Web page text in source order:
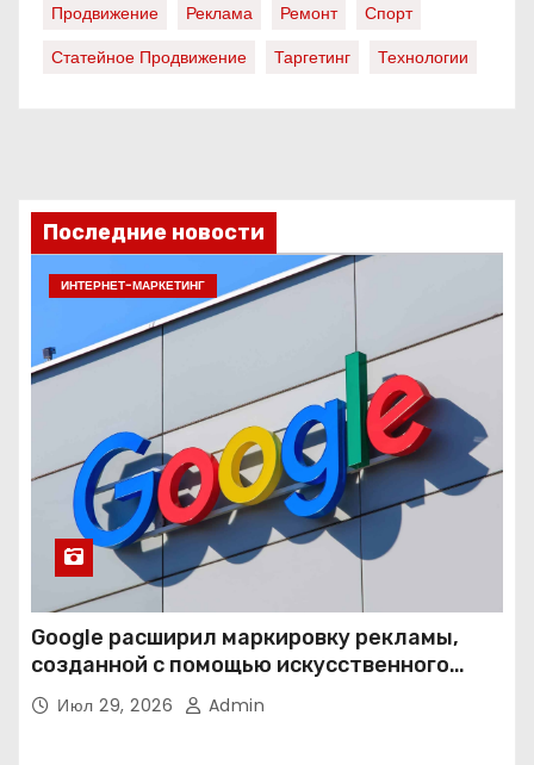
Продвижение
Реклама Ремонт
Спорт
Статейное Продвижение
Таргетинг Технологии
Последние новости
ИНТЕРНЕТ-МАРКЕТИНГ
Google расширил маркировку рекламы,
созданной с помощью искусственного
интеллекта
Июл 29, 2026 Admin